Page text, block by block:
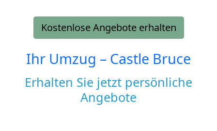
Kostenlose Angebote erhalten
Ihr Umzug – Castle Bruce
Erhalten Sie jetzt persönliche
Angebote